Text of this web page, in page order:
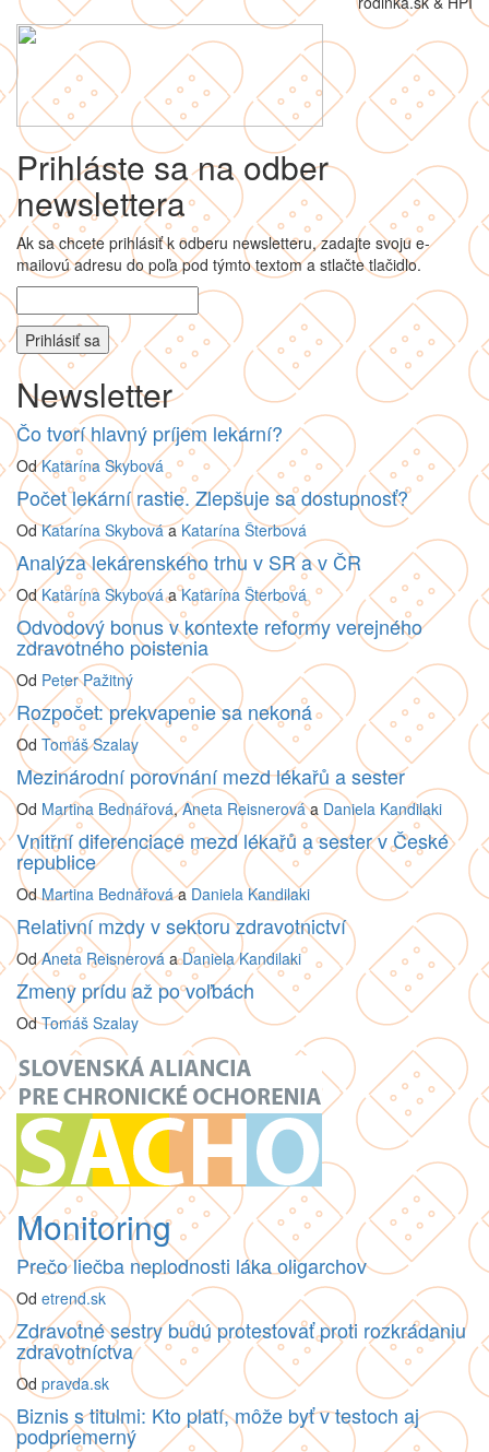
Prihláste sa na odber
newslettera
Ak sa chcete prihlásiť k odberu newsletteru, zadajte svoju e-
mailovú adresu do poľa pod týmto textom a stlačte tlačidlo.
Newsletter
Čo tvorí hlavný príjem lekární?
OdKatarína Skybová
Počet lekární rastie. Zlepšuje sa dostupnosť?
OdKatarína SkybováaKatarína Šterbová
Analýza lekárenského trhu v SR a v ČR
OdKatarína SkybováaKatarína Šterbová
Odvodový bonus v kontexte reformy verejného
zdravotného poistenia
Od Peter Pažitný
Rozpočet: prekvapenie sa nekoná
Od Tomáš Szalay
Mezinárodní porovnání mezd lékařů a sester
Od Martina Bednářová,Aneta Reisnerováa Daniela Kandilaki
Vnitřní diferenciace mezd lékařů a sester v České
republice
OdMartina BednářováaDaniela Kandilaki
Relativní mzdy v sektoru zdravotnictví
OdAneta Reisnerová aDaniela Kandilaki
Zmeny prídu až po voľbách
OdTomáš Szalay
Monitoring
Prečo liečba neplodnosti láka oligarchov
Od etrend.sk
Zdravotné sestry budú protestovať proti rozkrádaniu
zdravotníctva
Od pravda.sk
Biznis s titulmi: Kto platí, môže byť v testoch aj
podpriemerný